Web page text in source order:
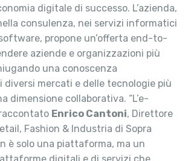
digitale di successo. L’azienda,
consulenza, nei servizi informatici
propone un’offerta end-to-
aziende e organizzazioni più
una conoscenza
diversi mercati e delle tecnologie più
dimensione collaborativa. “L’e-
Enrico Cantoni, Direttore
Fashion & Industria di Sopra
è solo una piattaforma, ma un